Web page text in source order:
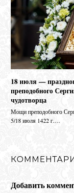
18 июля —
преподобного
чудотворца
Мо­щи пре­по­доб­но­го
5/18 июля 1422 г.…
Добавить